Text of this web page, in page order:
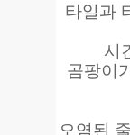
타일과
시
곰팡이
오염된